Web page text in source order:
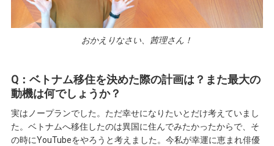
おかえりなさい、茜理さん！
Q：ベトナム移住を決めた際の計画は？また最大の
動機は何でしょうか？
実はノープランでした。ただ幸せになりたいとだけ考えていまし
た。ベトナムへ移住したのは異国に住んでみたかったからで、そ
の時にYouTubeをやろうと考えました。今私が幸運に恵まれ俳優